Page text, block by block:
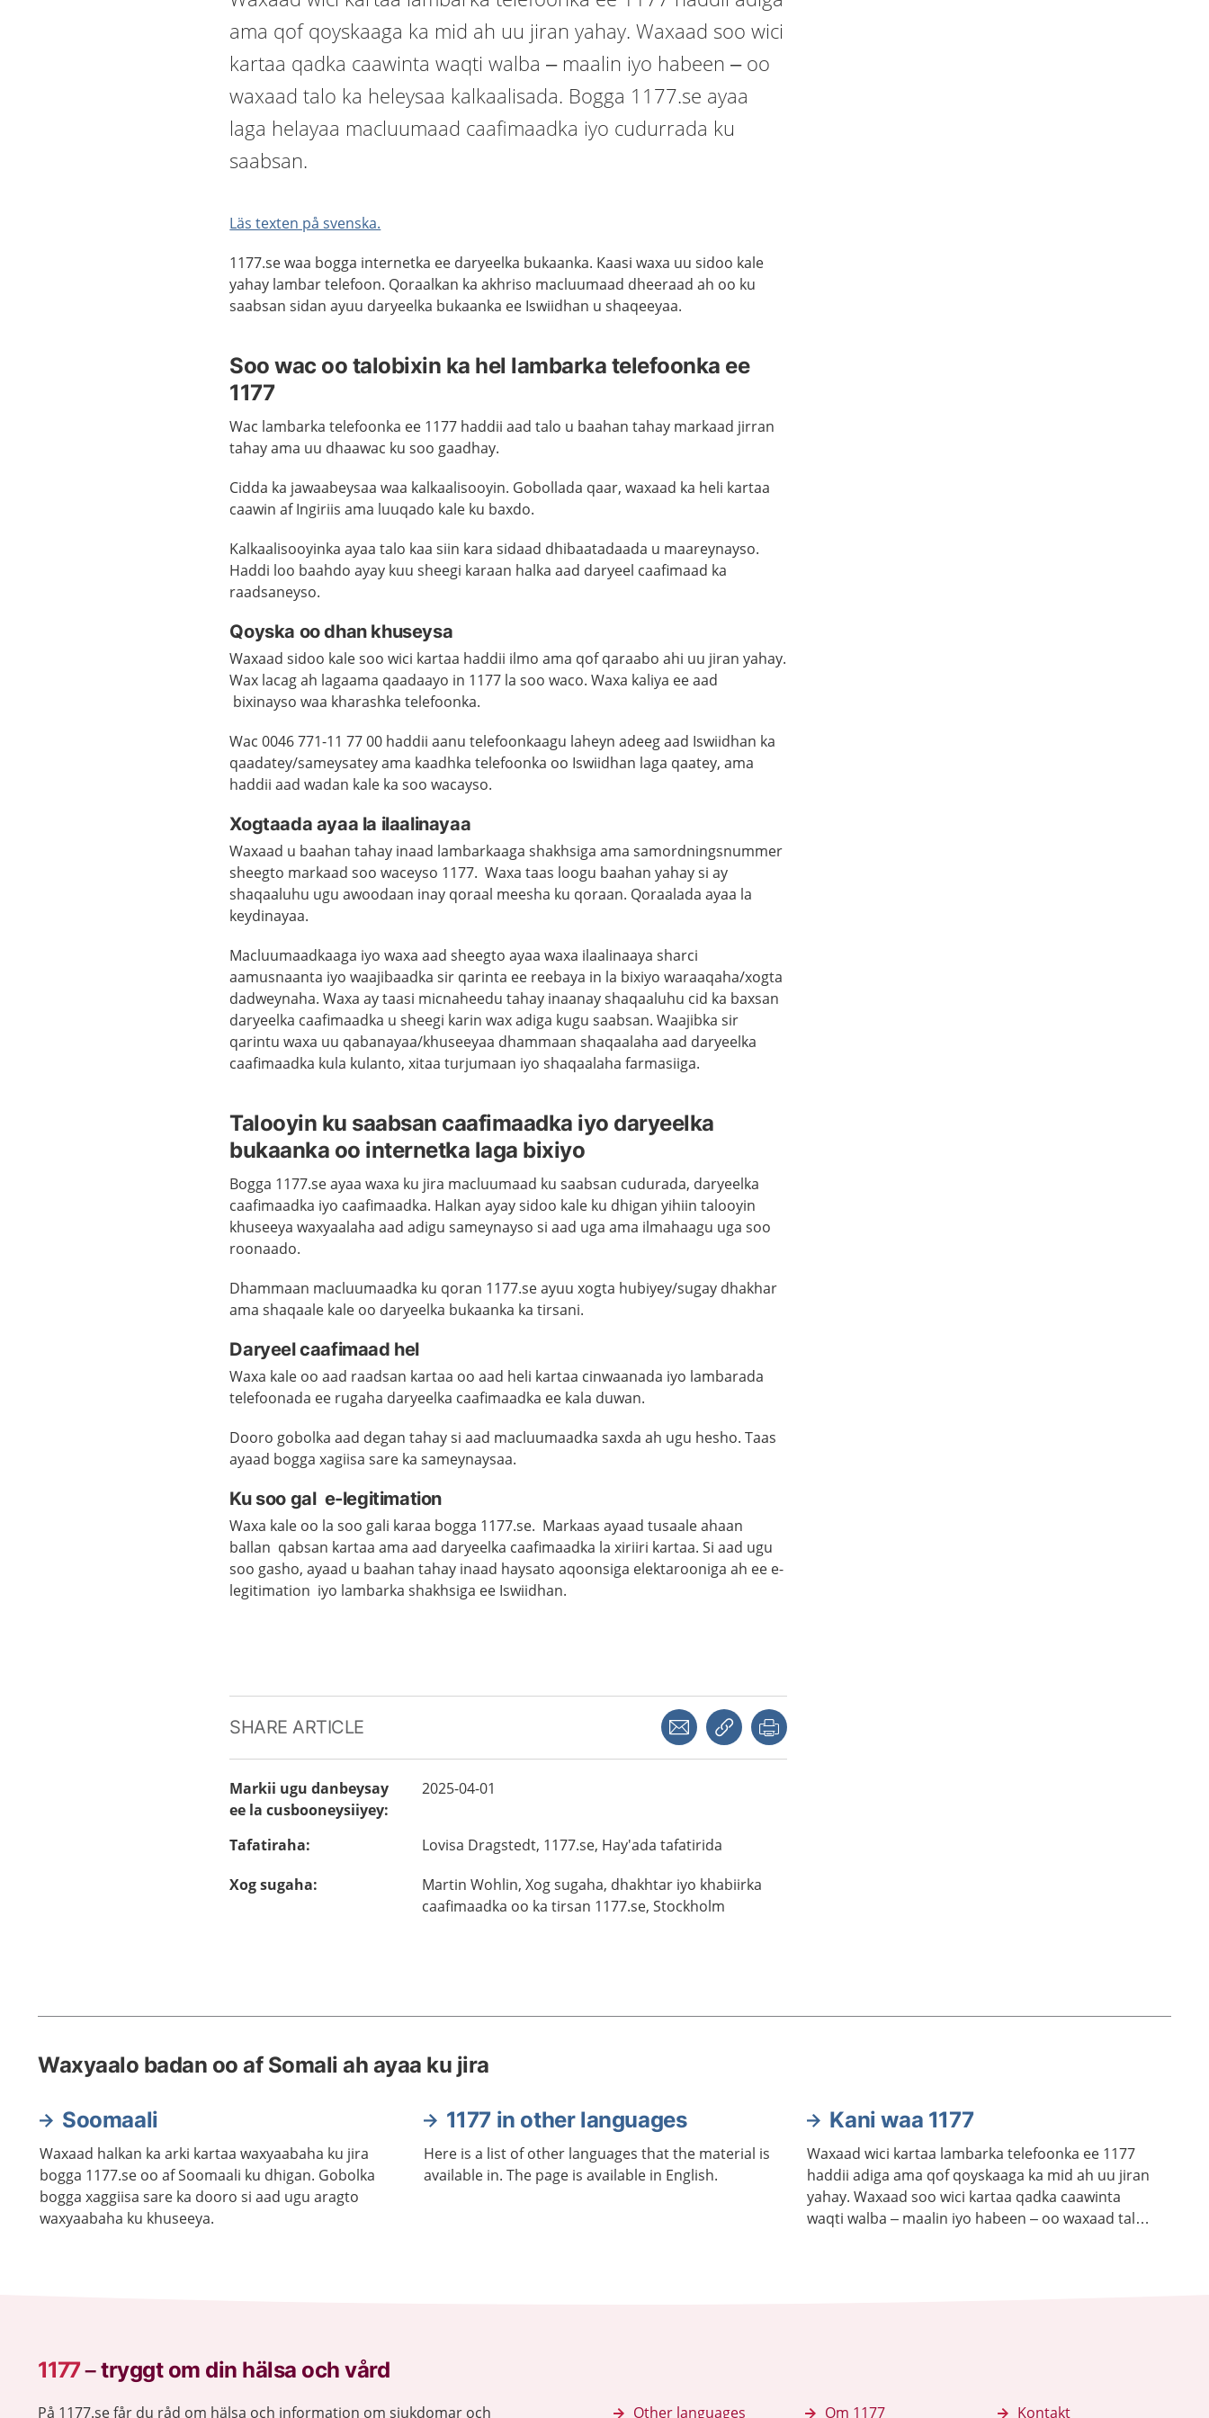
ama qof qoyskaaga ka mid ah uu jiran yahay. Waxaad soo wici
kartaa qadka caawinta waqti walba – maalin iyo habeen – oo
waxaad talo ka heleysaa kalkaalisada. Bogga 1177.se ayaa
laga helayaa macluumaad caafimaadka iyo cudurrada ku
saabsan.
Läs texten på svenska.
1177.se waa bogga internetka ee daryeelka bukaanka. Kaasi waxa uu sidoo kale
yahay lambar telefoon. Qoraalkan ka akhriso macluumaad dheeraad ah oo ku
saabsan sidan ayuu daryeelka bukaanka ee Iswiidhan u shaqeeyaa.
Soo wac oo talobixin ka hel lambarka telefoonka ee
1177
Wac lambarka telefoonka ee 1177 haddii aad talo u baahan tahay markaad jirran
tahay ama uu dhaawac ku soo gaadhay.
Cidda ka jawaabeysaa waa kalkaalisooyin. Gobollada qaar, waxaad ka heli kartaa
caawin af Ingiriis ama luuqado kale ku baxdo.
Kalkaalisooyinka ayaa talo kaa siin kara sidaad dhibaatadaada u maareynayso.
Haddi loo baahdo ayay kuu sheegi karaan halka aad daryeel caafimaad ka
raadsaneyso.
Qoyska oo dhan khuseysa
Waxaad sidoo kale soo wici kartaa haddii ilmo ama qof qaraabo ahi uu jiran yahay.
Wax lacag ah lagaama qaadaayo in 1177 la soo waco. Waxa kaliya ee aad
bixinayso waa kharashka telefoonka.
Wac 0046 771-11 77 00 haddii aanu telefoonkaagu laheyn adeeg aad Iswiidhan ka
qaadatey/sameysatey ama kaadhka telefoonka oo Iswiidhan laga qaatey, ama
haddii aad wadan kale ka soo wacayso.
Xogtaada ayaa la ilaalinayaa
Waxaad u baahan tahay inaad lambarkaaga shakhsiga ama samordningsnummer
sheegto markaad soo waceyso 1177. Waxa taas loogu baahan yahay si ay
shaqaaluhu ugu awoodaan inay qoraal meesha ku qoraan. Qoraalada ayaa la
keydinayaa.
Macluumaadkaaga iyo waxa aad sheegto ayaa waxa ilaalinaaya sharci
aamusnaanta iyo waajibaadka sir qarinta ee reebaya in la bixiyo waraaqaha/xogta
dadweynaha. Waxa ay taasi micnaheedu tahay inaanay shaqaaluhu cid ka baxsan
daryeelka caafimaadka u sheegi karin wax adiga kugu saabsan. Waajibka sir
qarintu waxa uu qabanayaa/khuseeyaa dhammaan shaqaalaha aad daryeelka
caafimaadka kula kulanto, xitaaturjumaan iyo shaqaalaha farmasiiga.
Talooyin ku saabsan caafimaadka iyo daryeelka
bukaanka oo internetka laga bixiyo
Bogga 1177.se ayaa waxa ku jira macluumaad ku saabsan cudurada, daryeelka
caafimaadka iyo caafimaadka. Halkan ayay sidoo kale ku dhigan yihiin talooyin
khuseeya waxyaalaha aad adigu sameynayso si aad uga ama ilmahaagu uga soo
roonaado.
Dhammaan macluumaadka ku qoran 1177.se ayuu xogta hubiyey/sugay dhakhar
ama shaqaale kale oo daryeelka bukaanka ka tirsani.
Daryeel caafimaad hel
Waxa kale oo aad raadsan kartaa oo aad heli kartaa cinwaanada iyo lambarada
telefoonada ee rugaha daryeelka caafimaadka ee kala duwan.
Dooro gobolka aad degan tahay si aad macluumaadka saxda ah ugu hesho. Taas
ayaad bogga xagiisa sare ka sameynaysaa.
Ku soo gal e-legitimation
Waxa kale oo la soo gali karaa bogga 1177.se. Markaas ayaad tusaale ahaan
ballan qabsan kartaa ama aad daryeelka caafimaadka la xiriiri kartaa. Si aad ugu
soo gasho, ayaad u baahan tahay inaad haysato aqoonsiga elektarooniga ah ee e-
legitimation iyo lambarka shakhsiga ee Iswiidhan.
SHARE ARTICLE Share with a friend
Copy link
Markii ugu danbeysay
ee la cusbooneysiiyey:
2025-04-01
Tafatiraha: Lovisa Dragstedt, 1177.se, Hay'ada tafatirida
Xog sugaha: Martin Wohlin, Xog sugaha, dhakhtar iyo khabiirka
caafimaadka oo ka tirsan 1177.se, Stockholm
Waxyaalo badan oo af Somali ah ayaa ku jira
Soomaali
Waxaad halkan ka arki kartaa waxyaabaha ku jira
bogga 1177.se oo af Soomaali ku dhigan. Gobolka
bogga xaggiisa sare ka dooro si aad ugu aragto
waxyaabaha ku khuseeya.
1177 in other languages
Here is a list of other languages that the material is
available in. The page is available in English.
Kani waa 1177
Waxaad wici kartaa lambarka telefoonka ee 1177
haddii adiga ama qof qoyskaaga ka mid ah uu jiran
yahay. Waxaad soo wici kartaa qadka caawinta
waqti walba – maalin iyo habeen – oo waxaad talo
1177–tryggt om din hälsa och vård
På 1177.se får du råd om hälsa och information om sjukdomar och Other languages Om 1177 Kontakt